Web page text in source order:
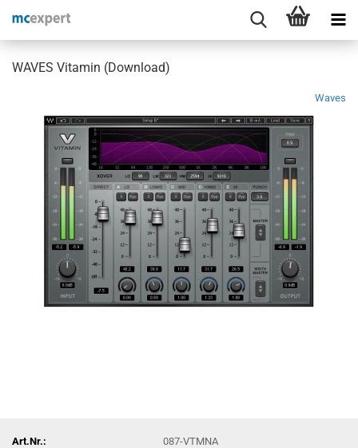
WAVES Vitamin (Download)
Waves
Art.Nr.:
087-VTMNA